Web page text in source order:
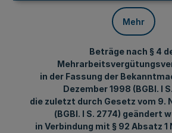
Mehr
Beträge nach § 4
in der Fassung der
Dezember 1998 (BGBl. I
die zuletzt durch Gesetz vom 9.
(BGBl. I S. 2774) geändert
in Verbindung mit § 92 Absatz 1